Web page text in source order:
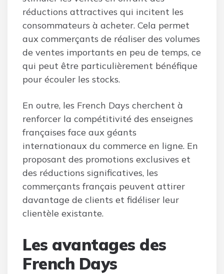
réductions attractives qui incitent les
consommateurs à acheter. Cela permet
aux commerçants de réaliser des volumes
de ventes importants en peu de temps, ce
qui peut être particulièrement bénéfique
pour écouler les stocks.
En outre, les French Days cherchent à
renforcer la compétitivité des enseignes
françaises face aux géants
internationaux du commerce en ligne. En
proposant des promotions exclusives et
des réductions significatives, les
commerçants français peuvent attirer
davantage de clients et fidéliser leur
clientèle existante.
Les avantages des
French Days